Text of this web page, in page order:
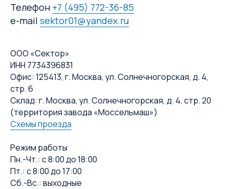
Телефон +7 (495) 772-36-85
e-mail sektor01@yandex.ru
ООО «Сектор»
ИНН 7734396831
Офис: 125413, г. Москва, ул. Солнечногорская, д. 4,
стр. 6
Склад: г. Москва, ул. Солнечногорская, д. 4, стр. 20
(территория завода «Моссельмаш»)
Схемы проезда
Режим работы
Пн.-Чт.: с 8:00 до 18:00
Пт.: с 8:00 до 17:00
Сб.-Вс.: выходные